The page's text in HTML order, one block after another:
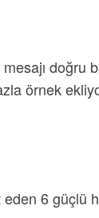
doğru
örnek
eden 6